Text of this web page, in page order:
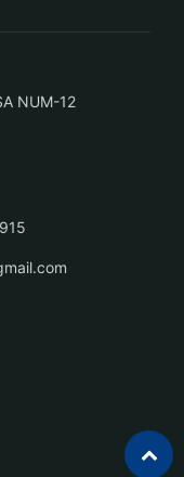
NUM-12